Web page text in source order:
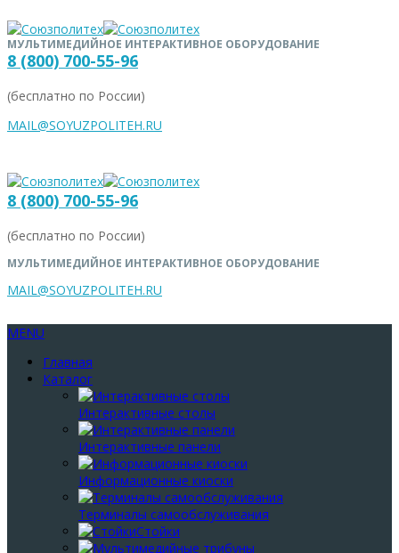
МУЛЬТИМЕДИЙНОЕ ИНТЕРАКТИВНОЕ ОБОРУДОВАНИЕ
8 (800) 700-55-96
(бесплатно по России)
MAIL@SOYUZPOLITEH.RU
8 (800) 700-55-96
(бесплатно по России)
МУЛЬТИМЕДИЙНОЕ ИНТЕРАКТИВНОЕ ОБОРУДОВАНИЕ
MAIL@SOYUZPOLITEH.RU
MENU
Главная
Каталог
Интерактивные столы
Интерактивные панели
Информационные киоски
Терминалы самообслуживания
Стойки